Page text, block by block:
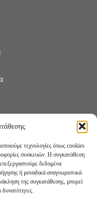
τεχνολογίες όπως cookies
συσκευών. Η συγκατάθεση
δεδομένα
ή μοναδικά αναγνωριστικά
της συγκατάθεσης, μπορεί
δυνατότητες.